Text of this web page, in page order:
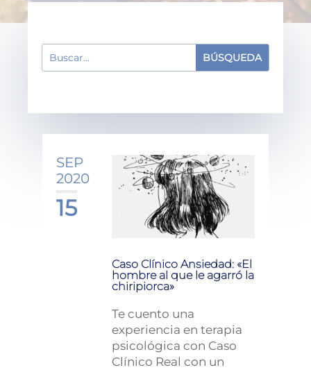
SEP
2020
15
Caso Clínico Ansiedad: «El
hombre al que le agarró la
chiripiorca»
Te cuento una
experiencia en terapia
psicológica con Caso
Clínico Real con un